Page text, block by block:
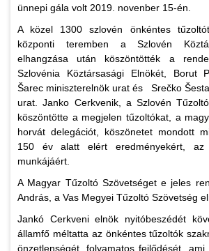
ünnepi gála volt 2019. novenber 15-én.
A közel 1300 szlovén önkéntes
központi teremben a Szlovén
elhangzása után köszöntötték a
Szlovénia Köztársasági Elnökét, Borut
Šarec miniszterelnök urat és Srečko
urat. Janko Cerkvenik, a Szlovén
köszöntötte a megjelen tűzoltókat, a
horvát delegációt, köszönetet mondott
150 év alatt elért eredményekért, az
munkájáért.
A Magyar Tűzoltó Szövetséget e jeles
András, a Vas Megyei Tűzoltó Szövetség
Jankó Cerkveni elnök nyitóbeszédét
államfő méltatta az önkéntes tűzoltók
önzetlenségét, folyamatos fejlődését,